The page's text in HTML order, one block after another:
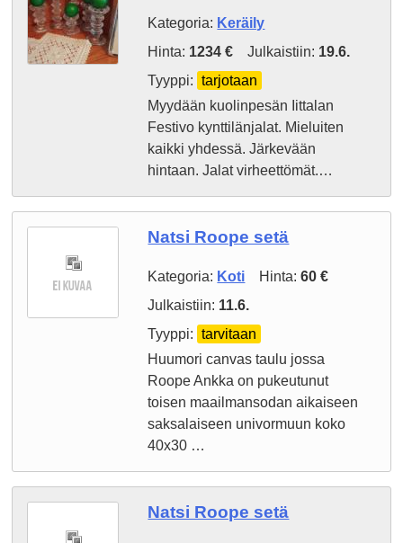
Kategoria: Keräily
Hinta: 1234 € Julkaistiin: 19.6.
Tyyppi:
tarjotaan
Myydään kuolinpesän Iittalan
Festivo kynttilänjalat. Mieluiten
kaikki yhdessä. Järkevään
hintaan. Jalat virheettömät.…
Natsi Roope setä
Kategoria: Koti Hinta:60 €
Julkaistiin: 11.6.
Tyyppi:
tarvitaan
Huumori canvas taulu jossa
Roope Ankka on pukeutunut
toisen maailmansodan aikaiseen
saksalaiseen univormuun koko
40x30 …
Natsi Roope setä